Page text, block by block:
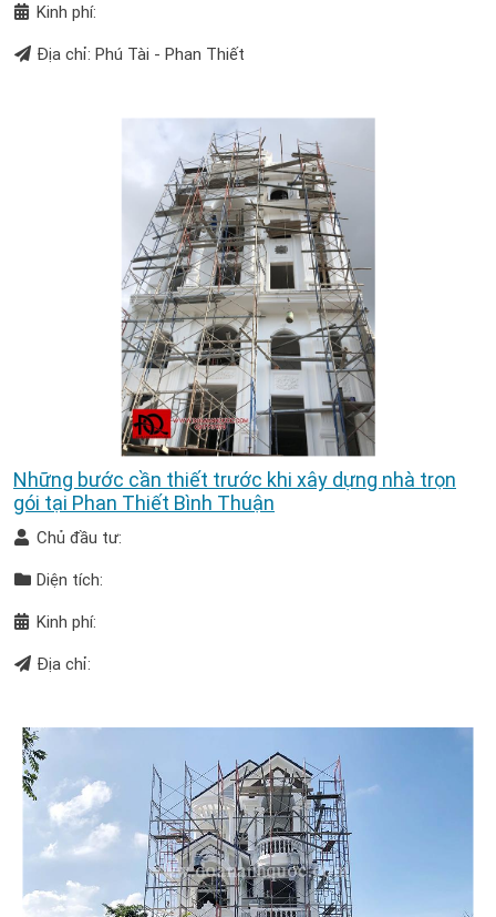
Kinh phí:
Địa chỉ: Phú Tài - Phan Thiết
Những bước cần thiết trước khi xây dựng nhà trọn
gói tại Phan Thiết Bình Thuận
Chủ đầu tư:
Diện tích:
Kinh phí:
Địa chỉ: